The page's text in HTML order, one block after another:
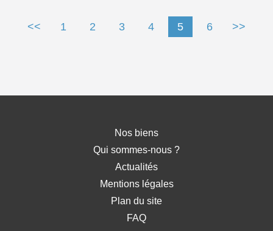
<< 1 2 3 4 5 6 >>
Nos biens
Qui sommes-nous ?
Actualités
Mentions légales
Plan du site
FAQ